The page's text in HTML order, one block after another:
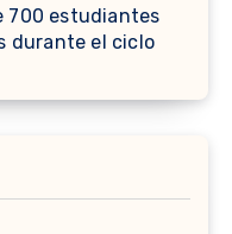
700 estudiantes
durante el ciclo